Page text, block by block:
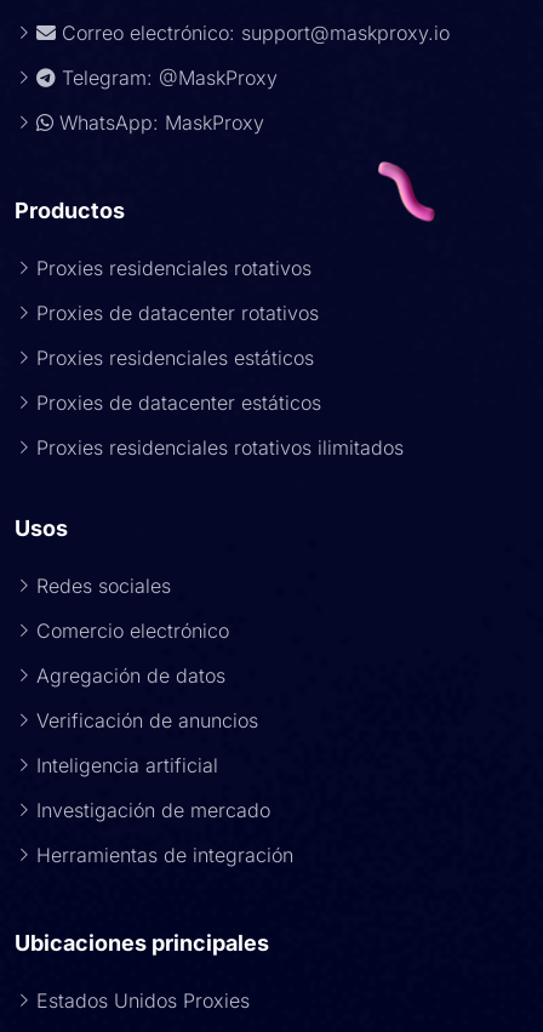
Correo electrónico: support@maskproxy.io
Telegram: @MaskProxy
WhatsApp: MaskProxy
Productos
Proxies residenciales rotativos
Proxies de datacenter rotativos
Proxies residenciales estáticos
Proxies de datacenter estáticos
Proxies residenciales rotativos ilimitados
Usos
Redes sociales
Comercio electrónico
Agregación de datos
Verificación de anuncios
Inteligencia artificial
Investigación de mercado
Herramientas de integración
Ubicaciones principales
Estados Unidos Proxies